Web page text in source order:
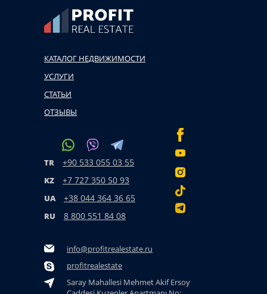
КАТАЛОГ НЕДВИЖИМОСТИ
УСЛУГИ
СТАТЬИ
ОТЗЫВЫ
TR +90 533 055 03 55
KZ +7 727 350 50 93
UA +38 044 364 36 65
RU 8 800 551 84 08
info@profitrealestate.ru
profitrealestate
Saray Mahallesi Mehmet Akif Ersoy